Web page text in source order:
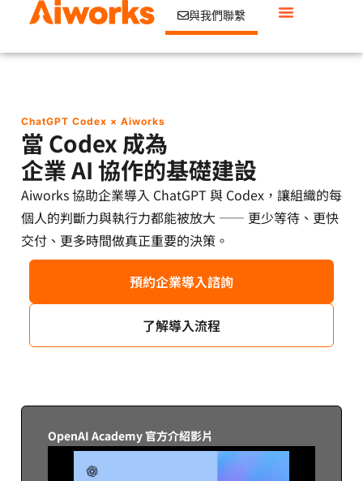
與我們聯繫
ChatGPT Codex × Aiworks
當 Codex 成為
企業 AI 協作的基礎建設
Aiworks 協助企業導入 ChatGPT 與 Codex，讓組織的每
個人的判斷力與執行力都能被放大 —— 更少等待、更快
交付、更多時間做真正重要的決策。
預約企業導入諮詢
了解導入流程
OpenAI Academy 官方介紹影片